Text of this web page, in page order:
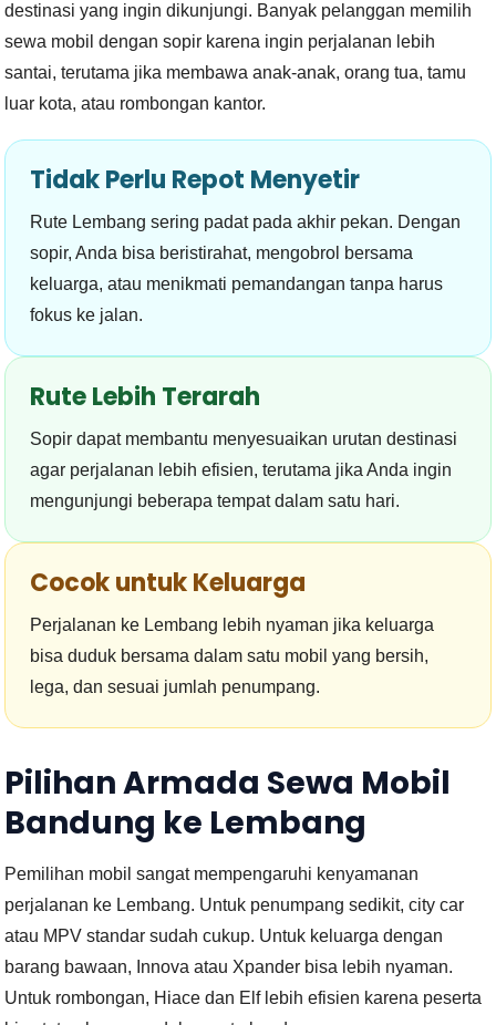
destinasi yang ingin dikunjungi. Banyak pelanggan memilih
sewa mobil dengan sopir karena ingin perjalanan lebih
santai, terutama jika membawa anak-anak, orang tua, tamu
luar kota, atau rombongan kantor.
Tidak Perlu Repot Menyetir
Rute Lembang sering padat pada akhir pekan. Dengan
sopir, Anda bisa beristirahat, mengobrol bersama
keluarga, atau menikmati pemandangan tanpa harus
fokus ke jalan.
Rute Lebih Terarah
Sopir dapat membantu menyesuaikan urutan destinasi
agar perjalanan lebih efisien, terutama jika Anda ingin
mengunjungi beberapa tempat dalam satu hari.
Cocok untuk Keluarga
Perjalanan ke Lembang lebih nyaman jika keluarga
bisa duduk bersama dalam satu mobil yang bersih,
lega, dan sesuai jumlah penumpang.
Pilihan Armada Sewa Mobil
Bandung ke Lembang
Pemilihan mobil sangat mempengaruhi kenyamanan
perjalanan ke Lembang. Untuk penumpang sedikit, city car
atau MPV standar sudah cukup. Untuk keluarga dengan
barang bawaan, Innova atau Xpander bisa lebih nyaman.
Untuk rombongan, Hiace dan Elf lebih efisien karena peserta